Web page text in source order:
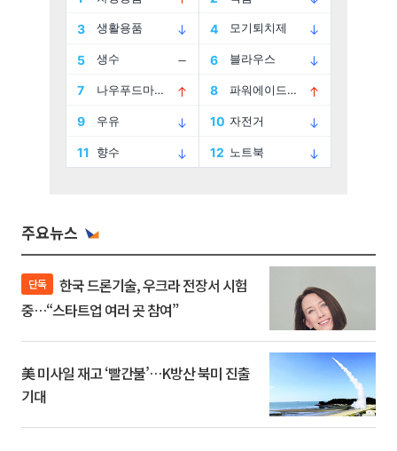
주요뉴스
단독
중…“스타트업 여러 곳 참여”
美 미사일 재고 ‘빨간불’…K방산 북미 진출
기대